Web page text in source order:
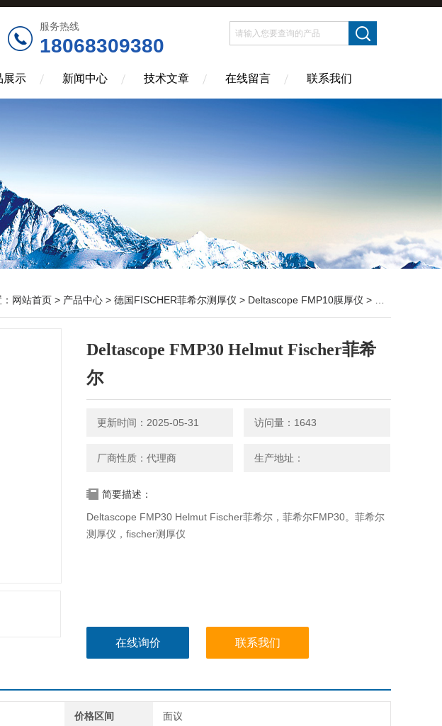
服务热线
18068309380
展示 新闻中心 技术文章 在线留言 联系我们
网站首页 > 产品中心 > 德国FISCHER菲希尔测厚仪 > Deltascope FMP10膜厚仪 > Deltascope FMP30 Helmut Fischer菲希尔
Deltascope FMP30 Helmut Fischer菲希
尔
更新时间：2025-05-31 访问量：1643
厂商性质：代理商 生产地址：
简要描述：
Deltascope FMP30 Helmut Fischer菲希尔，菲希尔FMP30。菲希尔
测厚仪，fischer测厚仪
在线询价 联系我们
价格区间 面议